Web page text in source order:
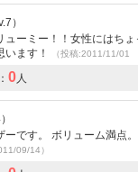
）
ーミー！！女性にはち
ます！
（投稿:2011/11/01
0人
です。 ボリューム満点
09/14）